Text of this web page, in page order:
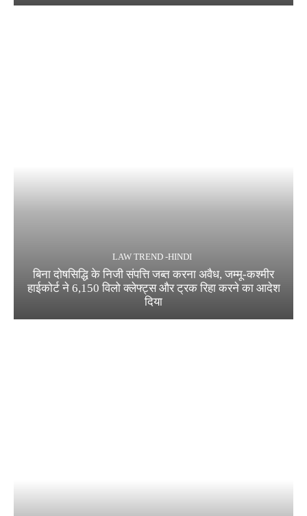
LAW TREND -HINDI
बिना दोषसिद्धि के निजी संपत्ति जब्त करना अवैध, जम्मू-कश्मीर
हाईकोर्ट ने 6,150 विलो क्लेफ्ट्स और ट्रक रिहा करने का आदेश
दिया